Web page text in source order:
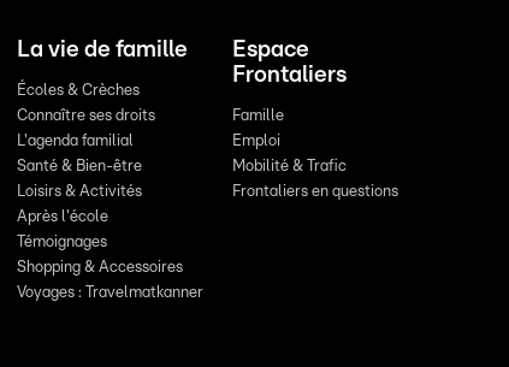
La vie de famille
Écoles & Crèches
Connaître ses droits
L'agenda familial
Santé & Bien-être
Loisirs & Activités
Après l'école
Témoignages
Shopping & Accessoires
Voyages : Travelmatkanner
Espace
Frontaliers
Famille
Emploi
Mobilité & Trafic
Frontaliers en questions